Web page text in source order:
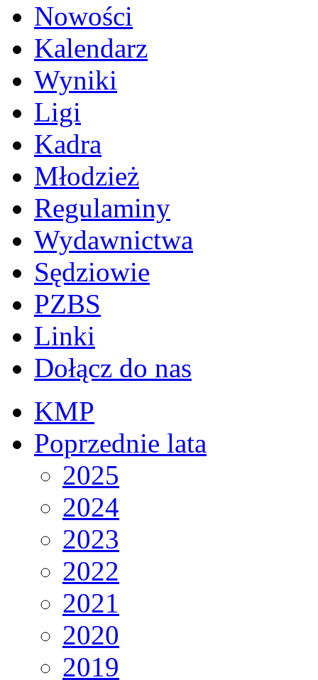
Nowości
Kalendarz
Wyniki
Ligi
Kadra
Młodzież
Regulaminy
Wydawnictwa
Sędziowie
PZBS
Linki
Dołącz do nas
KMP
Poprzednie lata
2025
2024
2023
2022
2021
2020
2019